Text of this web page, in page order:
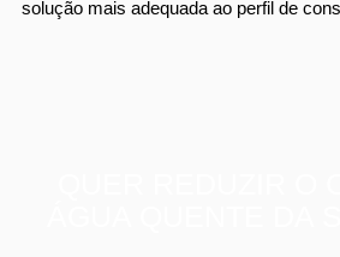
solução mais adequada ao perfil de